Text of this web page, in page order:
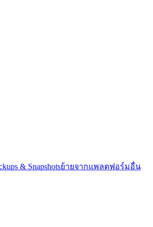
& Snapshotsย้ายจากแพลตฟอร์มอื่น